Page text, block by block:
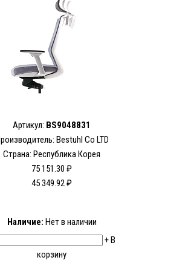
Артикул: BS9048831
Bestuhl Co LTD
Страна: Республика Корея
75 151.30 ₽
45 349.92 ₽
Наличие: Нет в наличии
+В
корзину